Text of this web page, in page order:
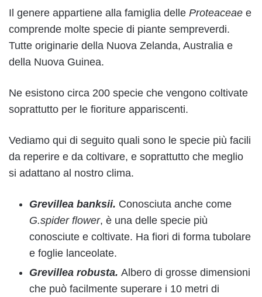
Il genere appartiene alla famiglia delle Proteaceae e
comprende molte specie di piante sempreverdi.
Tutte originarie della Nuova Zelanda, Australia e
della Nuova Guinea.
Ne esistono circa 200 specie che vengono coltivate
soprattutto per le fioriture appariscenti.
Vediamo qui di seguito quali sono le specie più facili
da reperire e da coltivare, e soprattutto che meglio
si adattano al nostro clima.
Grevillea banksii. Conosciuta anche come
G.spider flower, è una delle specie più
conosciute e coltivate. Ha fiori di forma tubolare
e foglie lanceolate.
Grevillea robusta. Albero di grosse dimensioni
che può facilmente superare i 10 metri di